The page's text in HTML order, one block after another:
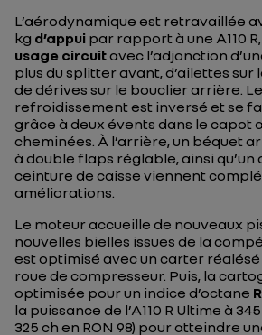
L’aérodynamique est retravaillée
kg d’appui par rapport à une A110 R,
usage circuitavec l’adjonction
plus du splitter avant, d’ailettes
de dérives sur le bouclier arrière.
refroidissement est inversé et se
grâce à deux évents dans le capot
cheminées. À l’arrière, un béquet
à double flaps réglable, ainsi qu’un
ceinture de caisse viennent
améliorations.
Le moteur accueille de nouveaux
nouvelles bielles issues de la
est optimisé avec un carter
roue de compresseur. Puis, la
optimisée pour un indice d’octane
la puissance de l’A110 R Ultime à
325 ch en RON 98) pour atteindre